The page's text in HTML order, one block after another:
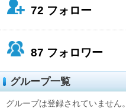
72 フォロー
87 フォロワー
グループ一覧
グループは登録されていません。